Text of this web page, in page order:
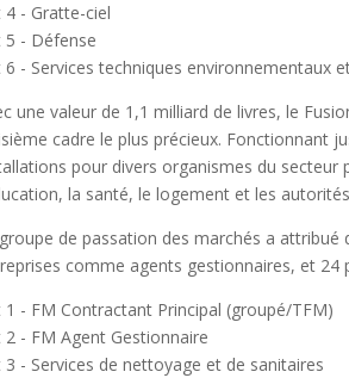
4 - Gratte-ciel
5 - Défense
6 - Services techniques environnementaux
une valeur de 1,1 milliard de livres, le
cadre le plus précieux. Fonctionnant
pour divers organismes du
la santé, le logement et les
de passation des marchés a
comme agents gestionnaires, et 24
1 - FM Contractant Principal (groupé/TFM)
2 - FM Agent Gestionnaire
3 - Services de nettoyage et de sanitaires